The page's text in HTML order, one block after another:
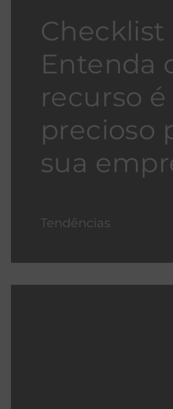
Checklist
Entenda
recurso é
precioso
sua
Tendências